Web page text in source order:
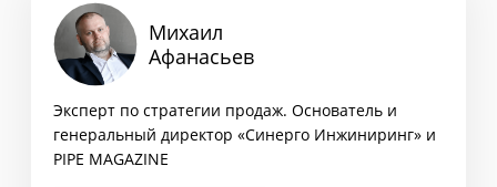
Михаил
Афанасьев
Эксперт по стратегии продаж. Основатель и
генеральный директор «Синерго Инжиниринг» и
PIPE MAGAZINE